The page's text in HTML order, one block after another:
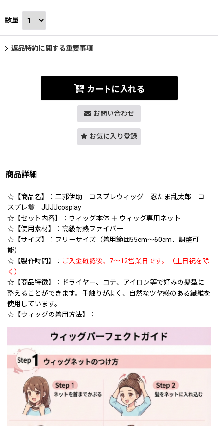
数量:
返品特約に関する重要事項
カートに入れる
お問い合わせ
お気に入り登録
商品詳細
☆【商品名】：二郭伊助 コスプレウィッグ 忍たま乱太郎 コ
スプレ鬘 JUJUcosplay
☆【セット内容】：ウィッグ本体 ＋ ウィッグ専用ネット
☆【使用素材】：高級耐熱ファイバー
☆【サイズ】：フリーサイズ（着用範囲55cm〜60cm、調整可
能）
☆【製作時間】： ご入金確認後、7〜12営業日です。（土日祝を除
く）
☆【商品特徴】：ドライヤー、コテ、アイロン等で好みの髪型に
整えることができます。手触りがよく、自然なツヤ感のある繊維を
使用しています。
☆【ウィッグの着用方法】：